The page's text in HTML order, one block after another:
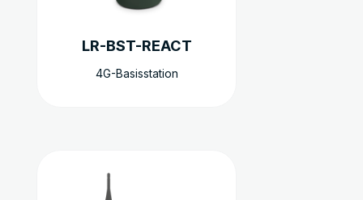
LR-BST-REACT
4G-Basisstation